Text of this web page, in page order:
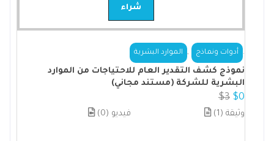
شراء
الموارد البشرية أدوات ونماذج
نموذج كشف التقدير العام للاحتياجات من الموارد
البشرية للشركة (مستند مجاني)
$3 $0
(0) فيديو (1) وثيقة